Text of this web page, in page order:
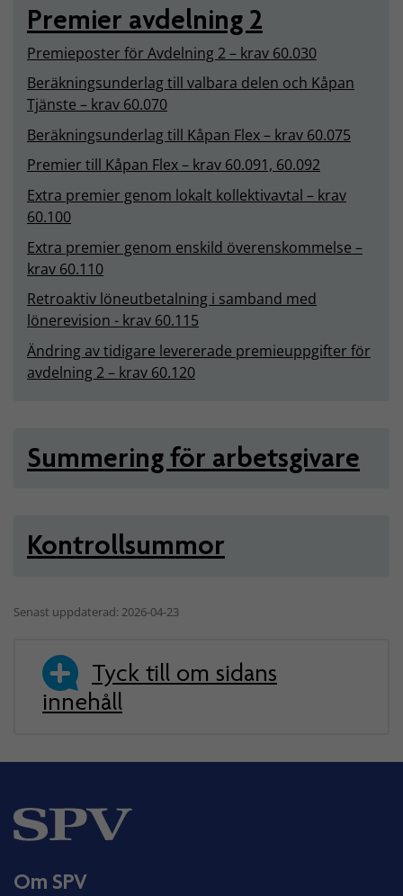
Premier avdelning 2
Premieposter för Avdelning 2 – krav 60.030
Beräkningsunderlag till valbara delen och Kåpan
Tjänste – krav 60.070
Beräkningsunderlag till Kåpan Flex – krav 60.075
Premier till Kåpan Flex – krav 60.091, 60.092
Extra premier genom lokalt kollektivavtal – krav
60.100
Extra premier genom enskild överenskommelse –
krav 60.110
Retroaktiv löneutbetalning i samband med
lönerevision - krav 60.115
Ändring av tidigare levererade premieuppgifter för
avdelning 2 – krav 60.120
Summering för arbetsgivare
Kontrollsummor
Senast uppdaterad: 2026-04-23
Tyck till om sidans
innehåll
Om SPV